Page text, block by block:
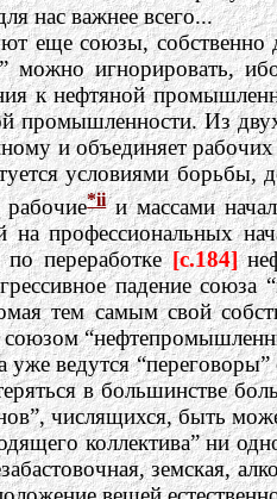
нас важнее всего...
еще союзы,
можно игнорировать,
к нефтяной
промышленности. Из
и объединяет
условиями борьбы,
*iiи массами
на профессиональных
переработке[c.184]
падение
тем самым свой
союзом
уже ведутся
в большинстве
числящихся, быть
коллектива” ни
земская,